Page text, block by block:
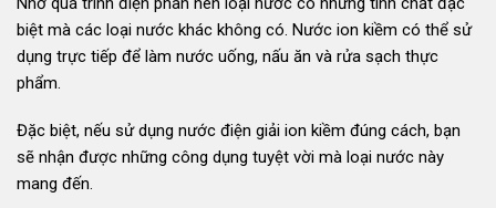
biệt mà các loại nước khác không có. Nước ion kiềm có thể sử
dụng trực tiếp để làm nước uống, nấu ăn và rửa sạch thực
phẩm.
Đặc biệt, nếu sử dụng nước điện giải ion kiềm đúng cách, bạn
sẽ nhận được những công dụng tuyệt vời mà loại nước này
mang đến.